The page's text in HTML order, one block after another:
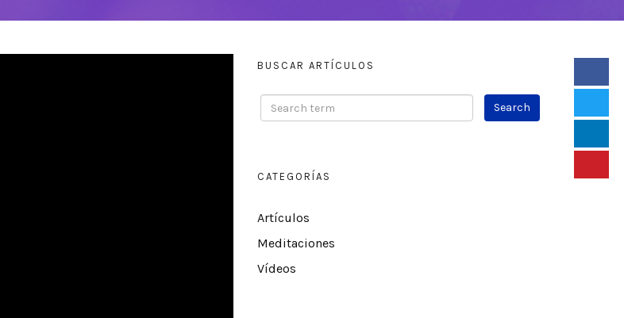
BUSCAR ARTÍCULOS
CATEGORÍAS
Artículos
Meditaciones
Vídeos